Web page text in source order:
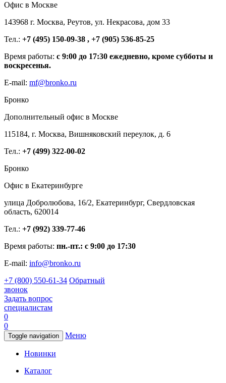
Офис в Москве
143968 г. Москва, Реутов, ул. Некрасова, дом 33
Тел.: +7 (495) 150-09-38 , +7 (905) 536-85-25
Время работы: с 9:00 до 17:30 ежедневно, кроме субботы и
воскресенья.
E-mail: mf@bronko.ru
Бронко
Дополнительный офис в Москве
115184, г. Москва, Вишняковский переулок, д. 6
Тел.: +7 (499) 322-00-02
Бронко
Офис в Екатеринбурге
улица Добролюбова, 16/2, Екатеринбург, Свердловская
область, 620014
Тел.: +7 (992) 339-77-46
Время работы: пн.-пт.: с 9:00 до 17:30
E-mail: info@bronko.ru
+7 (800) 550-61-34 Обратный
звонок
Задать вопрос
специалистам
0
0
Toggle navigation Меню
Новинки
Каталог